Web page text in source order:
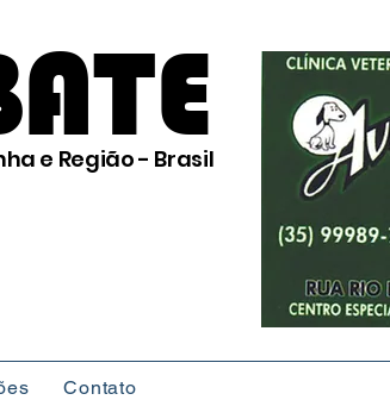
e Região - Brasil
Contato